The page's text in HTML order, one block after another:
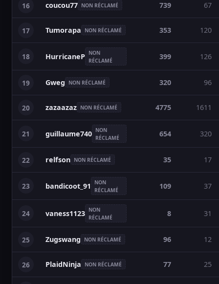
16 coucou77 NON RÉCLAMÉ 739 67
17 Tumorapa NON RÉCLAMÉ 353 120
18 HurricaneP NON
RÉCLAMÉ
399 126
19 Gweg NON RÉCLAMÉ 320 96
20 zazaazaz NON RÉCLAMÉ 4775 1611
21 guillaume740 NON
RÉCLAMÉ
654 320
22 relfson NON RÉCLAMÉ 35 17
23 bandicoot_91
NON
RÉCLAMÉ
109 37
24 vaness1123 NON
RÉCLAMÉ
8 31
25 Zugswang NON RÉCLAMÉ 96 12
26 PlaidNinja NON RÉCLAMÉ 77 25